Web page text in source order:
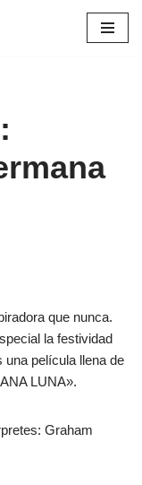
que nunca.
la festividad
película llena de
LUNA».
Graham